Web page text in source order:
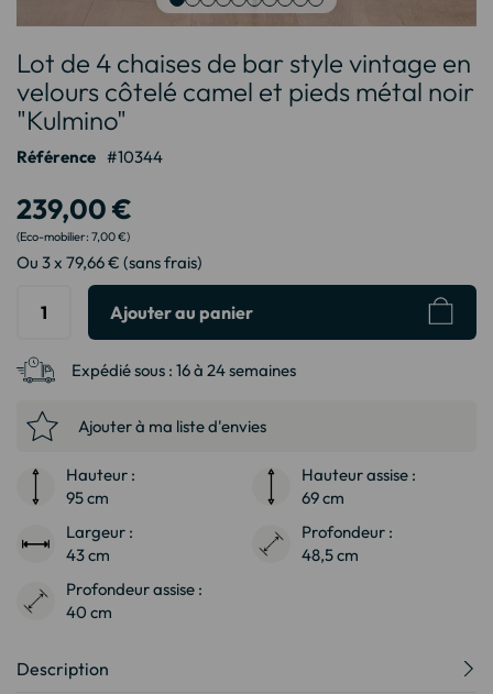
au
début
de
Galerie
Lot de 4 chaises de bar style vintage en
velours côtelé camel et pieds métal noir
"Kulmino"
Référence 10344
239,00 €
7,00 €
Ou 3 x 79,66 € (sans frais)
Ajouter au panier
Expédié sous : 16 à 24 semaines
Ajouter à ma liste d'envies
Hauteur :
95 cm
Hauteur assise :
69 cm
Largeur :
43 cm
Profondeur :
48,5 cm
Profondeur assise :
40 cm
Description